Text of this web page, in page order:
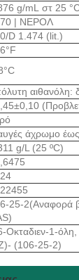
g/mL στ 25
| ΝΕΡΟΛ
D 1.474 (lit.)
αιθανόλη:
άχρωμο
g/L (25 ºC)
25-2(Αναφορά
Οκταδιεν-1-όλη,
(106-25-2)